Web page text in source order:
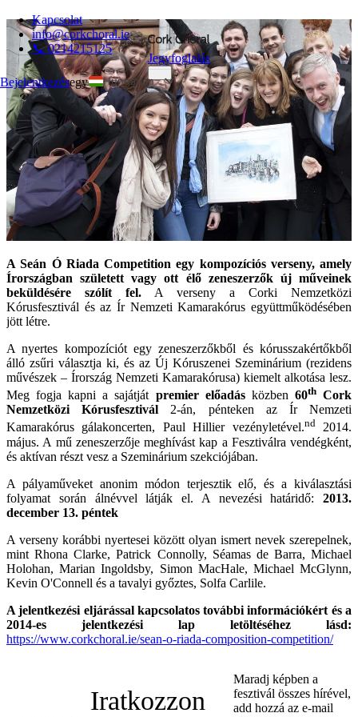
Kapcsolat
info@corkchoral.ie
📞 0214215125
Bejelentkezésegy
Hungarian
English
Bulgarian
Czech
Danish
German
Greek
Spanish
Estonian
French
Italian
Portuguese
Ukrainian
Jegyfoglalás
A Seán Ó Riada Competition egy kompozíciós verseny, amely
Írországban született vagy ott élő zeneszerzők új műveinek
beküldésére szólít fel. A verseny a Corki Nemzetközi
Kórusfesztivál és az Ír Nemzeti Kamarakórus együttműködésében
jött létre.
A nyertes kompozíciót egy zeneszerzőkből és kórusszakértőkből
álló zsűri választja ki, és az Új Kóruszenei Szeminárium (rezidens
művészek – Írország Nemzeti Kamarakórusa) kiemelt alkotása lesz.
Meg fogja kapni a sajátját premier előadásközben 60thCork
Nemzetközi Kórusfesztivál 2-án, pénteken az Ír Nemzeti
Kamarakórus gálakoncerten, Paul Hillier vezényletével.nd2014.
május. A mű zeneszerzője meghívást kap a Fesztiválra vendégként,
és aktívan részt vesz a Szeminárium szekciójában.
A pályaműveket anonim módon terjesztik elő, és a kiválasztási
folyamat során álnévvel látják el. A nevezési határidő: 2013.
december 13. péntek
A verseny korábbi nyertesei között olyan ismert nevek szerepelnek,
mint Rhona Clarke, Patrick Connolly, Séamas de Barra, Michael
Holohan, Marian Ingoldsby, Simon MacHale, Michael McGlynn,
Kevin O'Connell és a tavalyi győztes, Solfa Carlile.
A jelentkezési eljárással kapcsolatos további információkért és a
2014-es jelentkezési lap letöltéséhez lásd:
https://www.corkchoral.ie/sean-o-riada-composition-competition/
Iratkozzon
Maradj képben a
fesztivál összes hírével,
add hozzá az e-mail